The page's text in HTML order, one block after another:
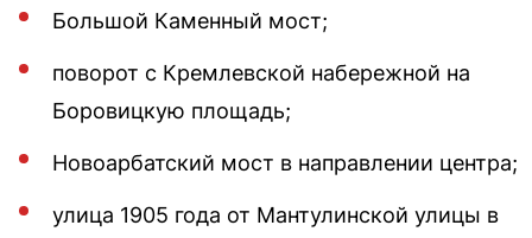
Большой Каменный мост;
поворот с Кремлевской набережной на
Боровицкую площадь;
Новоарбатский мост в направлении центра;
улица 1905 года от Мантулинской улицы в